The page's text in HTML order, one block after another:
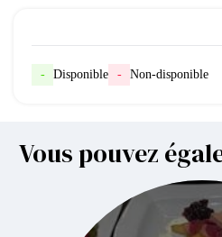
- Disponible - Non-disponible
Vous pouvez